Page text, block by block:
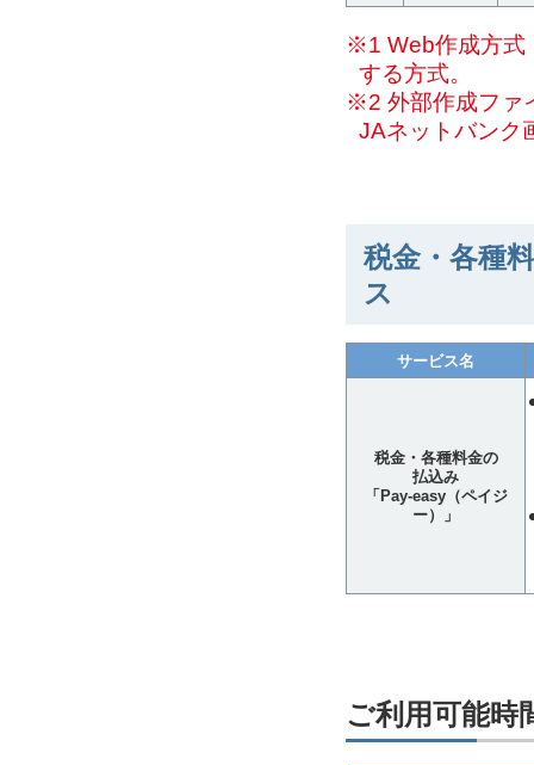
※1 Web作成方式
する方式。
※2 外部作成ファ
JAネットバンク
税金・各種
ス
サービス名
税金・各種料金の
払込み
「Pay-easy（ペイジ
ー）」
ご利用可能時